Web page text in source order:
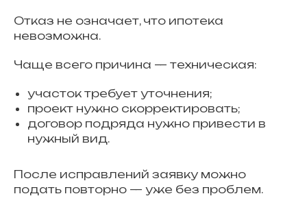
Отказ не означает, что ипотека
невозможна.
Чаще всего причина — техническая:
участок требует уточнения;
проект нужно скорректировать;
договор подряда нужно привести в
нужный вид.
После исправлений заявку можно
подать повторно — уже без проблем.